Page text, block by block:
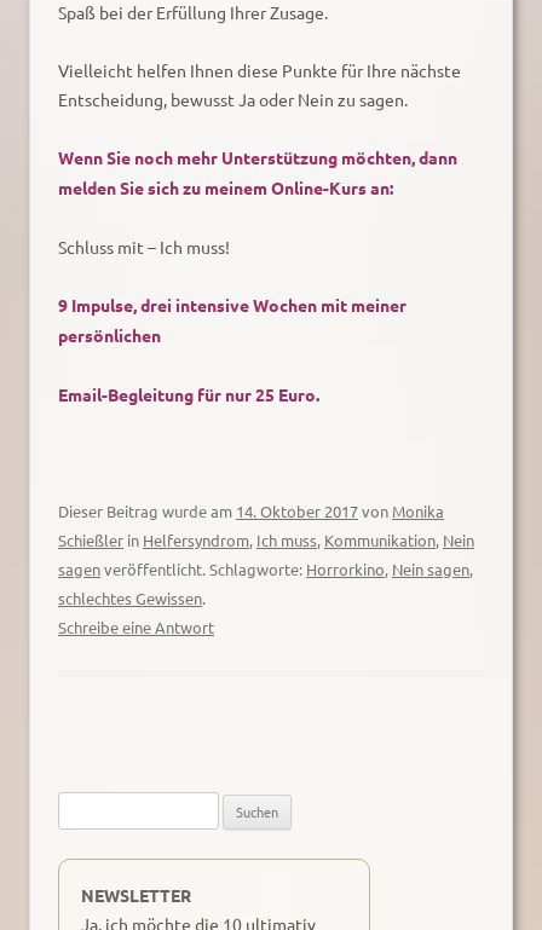
Spaß bei der Erfüllung Ihrer Zusage.
Vielleicht helfen Ihnen diese Punkte für Ihre nächste
Entscheidung, bewusst Ja oder Nein zu sagen.
Wenn Sie noch mehr Unterstützung möchten, dann
melden Sie sich zu meinem Online-Kurs an:
Schluss mit – Ich muss!
9 Impulse, drei intensive Wochen mit meiner
persönlichen
Email-Begleitung für nur 25 Euro.
Dieser Beitrag wurde am 14. Oktober 2017von Monika
Schießler in Helfersyndrom, Ich muss, Kommunikation, Nein
sagenveröffentlicht. Schlagworte: Horrorkino, Nein sagen,
schlechtes Gewissen.
Schreibe eine Antwort
nach:
NEWSLETTER
Ja, ich möchte die 10 ultimativ